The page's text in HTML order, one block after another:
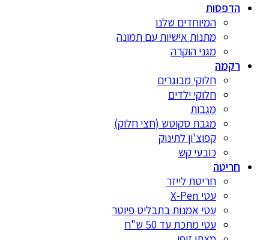
הדפסות
המיוחדים שלנו
מתנות אישיות עם תמונה
מגני הוקרה
רקמה
חלוקי מבוגרים
חלוקי ילדים
מגבות
מגבת סקוטש (חצי חלוק)
קפוצ'ון לתינוק
כובעי קש
חריטה
חריטת לייזר
עטי X-Pen
עטי אמנות בתבליט פיוטר
עטי מתכת עד 50 ש"ח